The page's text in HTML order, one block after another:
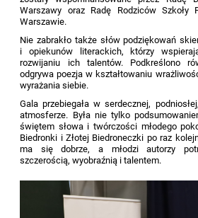
Warszawy oraz Radę Rodziców
Warszawie.
Nie zabrakło także słów podziękowań
i opiekunów literackich, którzy
rozwijaniu ich talentów. Podkreślono
odgrywa poezja w kształtowaniu
wyrażania siebie.
Gala przebiegała w serdecznej,
atmosferze. Była nie tylko
świętem słowa i twórczości młodego
Biedronki i Złotej Biedroneczki po raz
ma się dobrze, a młodzi autorzy
szczerością, wyobraźnią i talentem.